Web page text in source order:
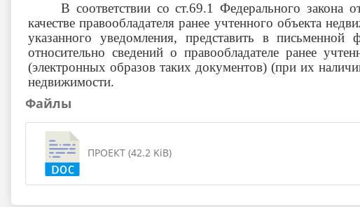
В соответствии со ст.69.1 Федерального
качестве правообладателя ранее учтенного объекта
указанного уведомления, представить в
относительно сведений о правообладателе ранее
(электронных образов таких документов) (при их
недвижимости.
Файлы
ПРОЕКТ (42.2 KiB)